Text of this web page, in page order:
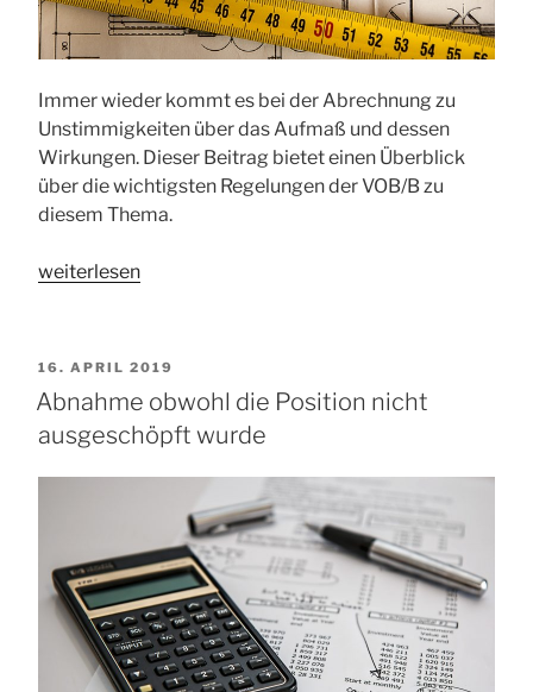
Immer wieder kommt es bei der Abrechnung zu
Unstimmigkeiten über das Aufmaß und dessen
Wirkungen. Dieser Beitrag bietet einen Überblick
über die wichtigsten Regelungen der VOB/B zu
diesem Thema.
„Wie
Aufmaß“
weiterlesen
VERÖFFENTLICHT
AM
16. APRIL 2019
Abnahme obwohl die Position nicht
ausgeschöpft wurde